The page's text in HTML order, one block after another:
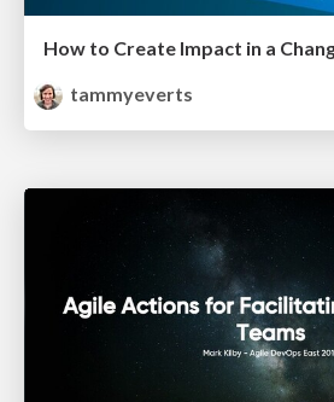
tammyeverts